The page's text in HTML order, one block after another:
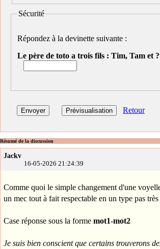
Sécurité
Répondez à la devinette suivante :
Le père de toto a trois fils : Tim, Tam et ?
Retour
Résumé de la discussion
Jackv
16-05-2026 21:24:39
Comme quoi le simple changement d'une
un mec tout à fait respectable en un type pas
Case réponse sous la forme mot1-mot2
Je suis bien conscient que certains trouverons